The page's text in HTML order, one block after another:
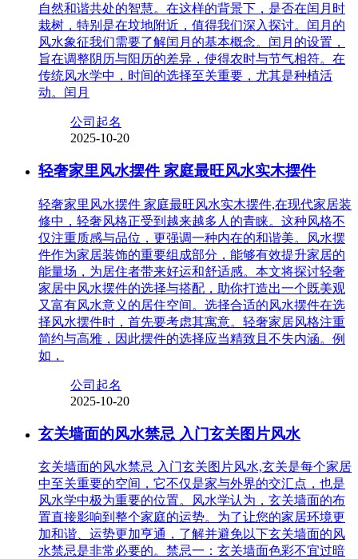
自然和谐共处的智慧。在这样的背景下，是否在闰月时
栽树，特别是在坟地附近，值得我们深入探讨。闰月的
风水象征我们需要了解闰月的基本概念。闰月的设置，
旨在调整阴历与阳历的差异，使得农时与节气相符。在
传统风水学中，时间的选择至关重要，尤其是种植活
动。闰月
公司起名
2025-10-20
轻奢家里风水摆件 家庭最旺风水实木摆件
轻奢家里风水摆件 家庭最旺风水实木摆件,在现代家居装
修中，轻奢风格正受到越来越多人的青睐。这种风格不
仅注重质感与品位，更强调一种内在的和谐美。风水摆
件作为家居装饰的重要组成部分，能够有效提升家居的
能量场，为居住者带来好运和舒适感。本文将探讨轻奢
家居中风水摆件的选择与搭配，助你打造出一个既美观
又富有风水意义的居住空间。选择合适的风水摆件在选
择风水摆件时，首先要考虑其寓意。轻奢家居风格注重
简约与高雅，因此摆件的选择应当精致且不失内涵。例
如，
公司起名
2025-10-20
玄关墙面的风水禁忌 入门玄关图片风水
玄关墙面的风水禁忌 入门玄关图片风水,玄关是每个家居
中至关重要的空间，它不仅是家与外界的交汇点，也是
风水学中极为重要的位置。风水学认为，玄关墙面的布
置直接影响到整个家庭的运势。为了让您的家居环境更
加和谐、运势更加亨通，了解并避免以下玄关墙面的风
水禁忌是非常必要的。禁忌一：玄关墙面色彩不宜过暗